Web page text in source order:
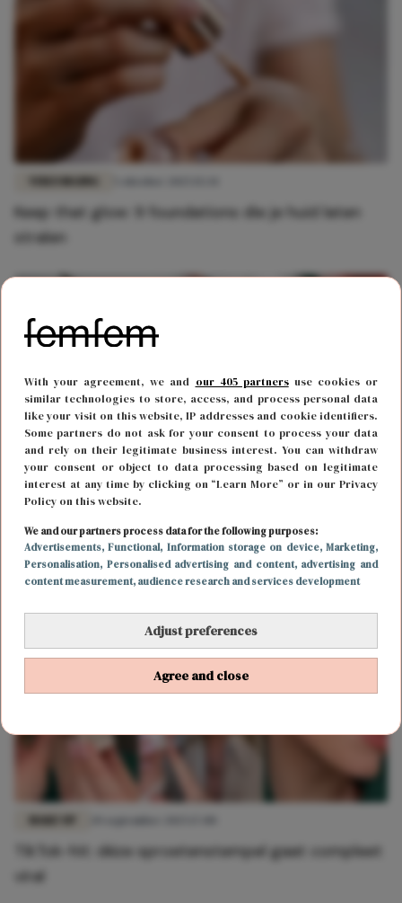
With your agreement, we and our 405 partnersuse cookies or
similar technologies to store, access, and process personal data
like your visit on this website, IP addresses and cookie identifiers.
Some partners do not ask for your consent to process your data
and rely on their legitimate business interest. You can withdraw
your consent or object to data processing based on legitimate
interest at any time by clicking on “Learn More” or in our Privacy
Policy on this website.
We and our partners process data for the following purposes:
Advertisements, Functional, Information storage on device, Marketing,
Personalisation, Personalised advertising and content, advertising and
content measurement, audience research and services development
Adjust preferences
Agree and close
Keep that glow: 9 foundations die je huid laten
stralen
MAKE-UP 26 september 2025 14:00
Véél plezier onder de €50: de leukste beauty
adventskalenders
TikTok-hit: déze sproetenstempel gaat compleet
viral